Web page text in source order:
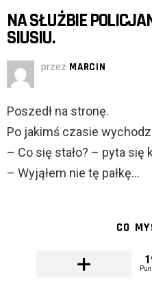
NA SŁUŻBIE
SIUSIU.
przez MARCIN
Poszedł na stronę.
Po jakimś czasie
– Co się stało? – pyta się
– Wyjąłem nie tę pałkę…
CO